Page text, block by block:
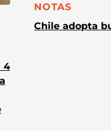
4
CATEGORÍA:
NOTAS
Chile adopta